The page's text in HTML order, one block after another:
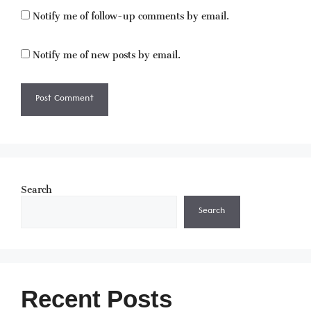
Notify me of follow-up comments by email.
Notify me of new posts by email.
Search
Search
Recent Posts